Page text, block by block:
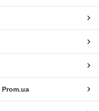
Prom.ua